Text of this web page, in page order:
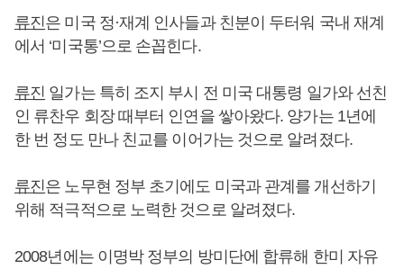
류진은 미국 정·재계 인사들과 친분이 두터워 국내 재계
에서 ‘미국통’으로 손꼽힌다.
류진 일가는 특히 조지 부시 전 미국 대통령 일가와 선친
인 류찬우 회장 때부터 인연을 쌓아왔다. 양가는 1년에
한 번 정도 만나 친교를 이어가는 것으로 알려졌다.
류진은 노무현 정부 초기에도 미국과 관계를 개선하기
위해 적극적으로 노력한 것으로 알려졌다.
2008년에는 이명박 정부의 방미단에 합류해 한미 자유